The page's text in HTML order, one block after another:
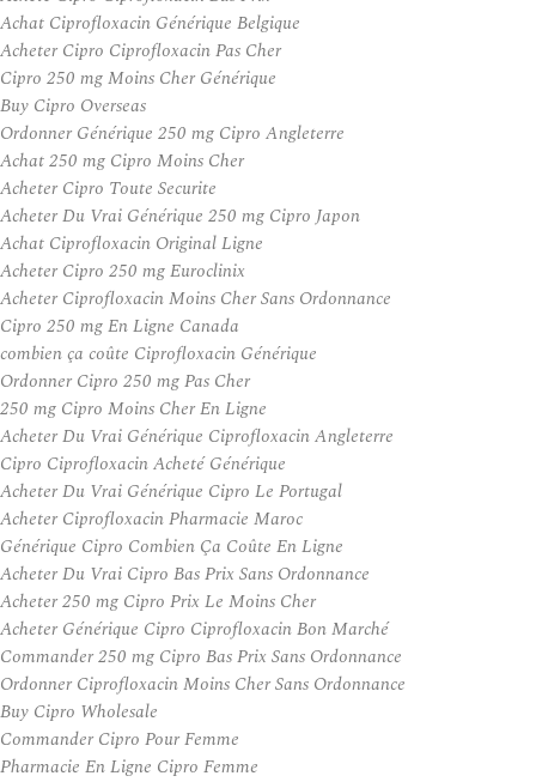
Achat Ciprofloxacin Générique Belgique
Acheter Cipro Ciprofloxacin Pas Cher
Cipro 250 mg Moins Cher Générique
Buy Cipro Overseas
Ordonner Générique 250 mg Cipro Angleterre
Achat 250 mg Cipro Moins Cher
Acheter Cipro Toute Securite
Acheter Du Vrai Générique 250 mg Cipro Japon
Achat Ciprofloxacin Original Ligne
Acheter Cipro 250 mg Euroclinix
Acheter Ciprofloxacin Moins Cher Sans Ordonnance
Cipro 250 mg En Ligne Canada
combien ça coûte Ciprofloxacin Générique
Ordonner Cipro 250 mg Pas Cher
250 mg Cipro Moins Cher En Ligne
Acheter Du Vrai Générique Ciprofloxacin Angleterre
Cipro Ciprofloxacin Acheté Générique
Acheter Du Vrai Générique Cipro Le Portugal
Acheter Ciprofloxacin Pharmacie Maroc
Générique Cipro Combien Ça Coûte En Ligne
Acheter Du Vrai Cipro Bas Prix Sans Ordonnance
Acheter 250 mg Cipro Prix Le Moins Cher
Acheter Générique Cipro Ciprofloxacin Bon Marché
Commander 250 mg Cipro Bas Prix Sans Ordonnance
Ordonner Ciprofloxacin Moins Cher Sans Ordonnance
Buy Cipro Wholesale
Commander Cipro Pour Femme
Pharmacie En Ligne Cipro Femme